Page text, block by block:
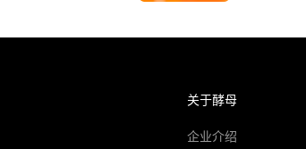
关于酵母
企业介绍